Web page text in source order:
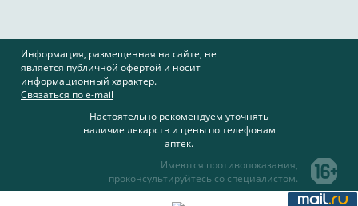
Информация, размещенная на сайте, не
является публичной офертой и носит
информационный характер.
Связаться по e-mail
Настоятельно рекомендуем уточнять
наличие лекарств и цены по телефонам
аптек.
Имеются противопоказания,
проконсультируйтесь со специалистом.